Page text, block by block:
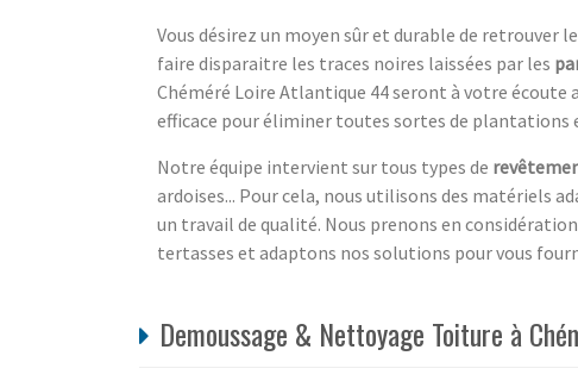
Vous désirez un moyen sûr et durable de retrouver
faire disparaitre les traces noires laissées par les
Chéméré Loire Atlantique 44 seront à votre écoute
efficace pour éliminer toutes sortes de plantations
Notre équipe intervient sur tous types de
ardoises... Pour cela, nous utilisons des matériels
un travail de qualité. Nous prenons en
tertasses et adaptons nos solutions pour vous
Demoussage & Nettoyage Toiture à